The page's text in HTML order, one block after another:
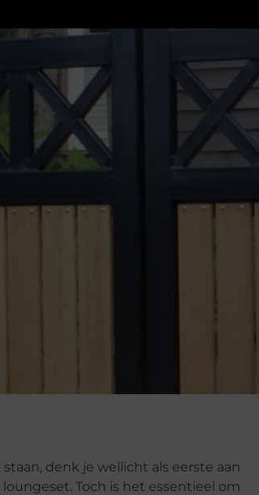
denk je wellicht als eerste aan
loungeset. Toch is het essentieel om